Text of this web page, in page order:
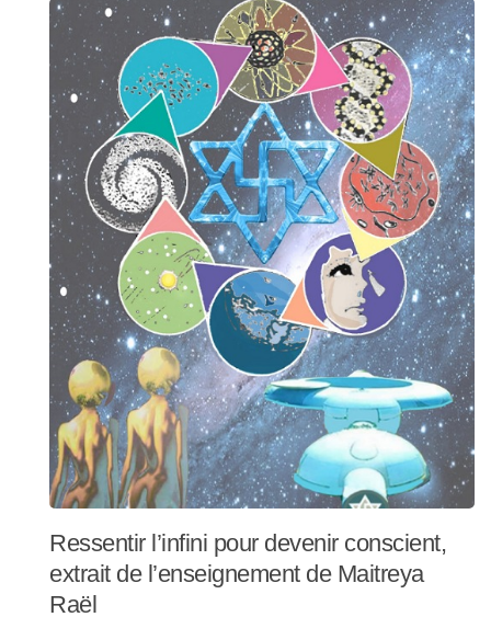
Ressentir l’infini pour devenir conscient,
extrait de l’enseignement de Maitreya
Raël